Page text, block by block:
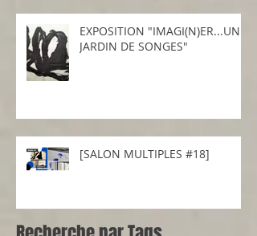
EXPOSITION "IMAGI(N)ER...UN
JARDIN DE SONGES"
[SALON MULTIPLES #18]